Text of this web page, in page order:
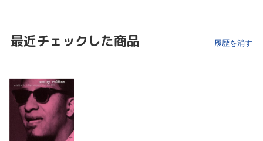
最近チェックした商品 履歴を消す